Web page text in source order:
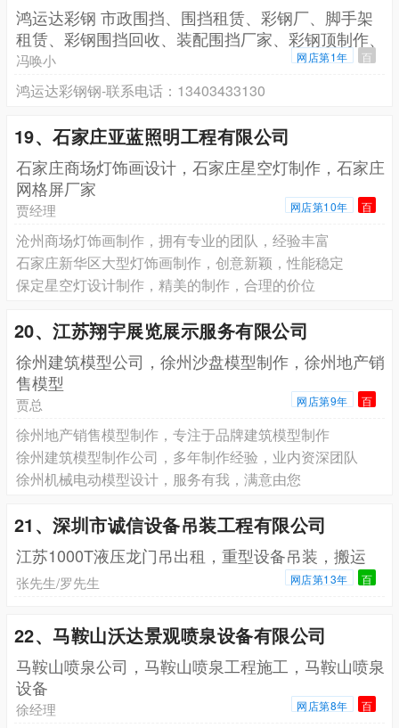
鸿运达彩钢 市政围挡、围挡租赁、彩钢厂、脚手架
租赁、彩钢围挡回收、装配围挡厂家、彩钢顶制作、
集装箱租
冯唤小 网店第1年 百
鸿运达彩钢钢-联系电话：13403433130
19、石家庄亚蓝照明工程有限公司
石家庄商场灯饰画设计，石家庄星空灯制作，石家庄
网格屏厂家
贾经理 网店第10年 百
沧州商场灯饰画制作，拥有专业的团队，经验丰富
石家庄新华区大型灯饰画制作，创意新颖，性能稳定
保定星空灯设计制作，精美的制作，合理的价位
20、江苏翔宇展览展示服务有限公司
徐州建筑模型公司，徐州沙盘模型制作，徐州地产销
售模型
贾总 网店第9年 百
徐州地产销售模型制作，专注于品牌建筑模型制作
徐州建筑模型制作公司，多年制作经验，业内资深团队
徐州机械电动模型设计，服务有我，满意由您
21、深圳市诚信设备吊装工程有限公司
江苏1000T液压龙门吊出租，重型设备吊装，搬运
张先生/罗先生 网店第13年 百
22、马鞍山沃达景观喷泉设备有限公司
马鞍山喷泉公司，马鞍山喷泉工程施工，马鞍山喷泉
设备
徐经理 网店第8年 百